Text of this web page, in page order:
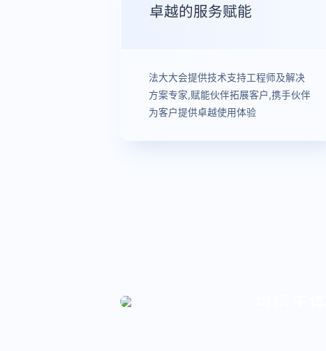
卓越的服务赋能
法大大会提供技术支持工程师及解决
方案专家,赋能伙伴拓展客户,携手伙伴
为客户提供卓越使用体验